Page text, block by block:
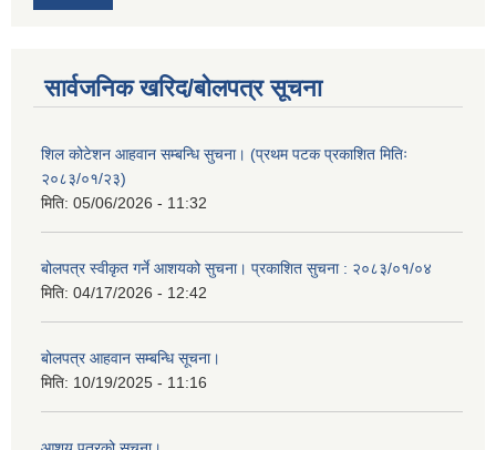
सार्वजनिक खरिद/बोलपत्र सूचना
शिल कोटेशन आहवान सम्बन्धि सुचना। (प्रथम पटक प्रकाशित मितिः
२०८३/०१/२३)
मिति: 05/06/2026 - 11:32
बोलपत्र स्वीकृत गर्ने आशयको सुचना। प्रकाशित सुचना : २०८३/०१/०४
मिति: 04/17/2026 - 12:42
बोलपत्र आहवान सम्बन्धि सूचना।
मिति: 10/19/2025 - 11:16